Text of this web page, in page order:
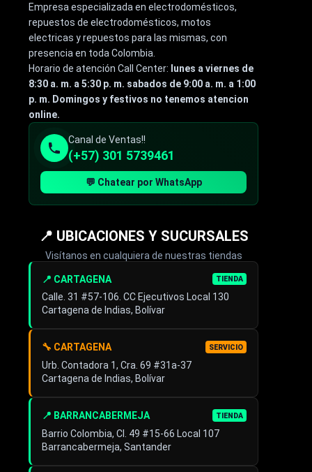
Empresa especializada en electrodomésticos,
repuestos de electrodomésticos, motos
electricas y repuestos para las mismas, con
presencia en toda Colombia.
Horario de atención Call Center: lunes a viernes de
8:30 a. m. a 5:30 p. m. sabados de 9:00 a. m. a 1:00
p. m. Domingos y festivos no tenemos atencion
online.
Canal de Ventas!!
(+57) 301 5739461
💬 Chatear por WhatsApp
📍 UBICACIONES Y SUCURSALES
Visítanos en cualquiera de nuestras tiendas
📍 CARTAGENA TIENDA
Calle. 31 #57-106. CC Ejecutivos Local 130
Cartagena de Indias, Bolívar
🔧 CARTAGENA SERVICIO
Urb. Contadora 1, Cra. 69 #31a-37
Cartagena de Indias, Bolívar
📍 BARRANCABERMEJA TIENDA
Barrio Colombia, Cl. 49 #15-66 Local 107
Barrancabermeja, Santander